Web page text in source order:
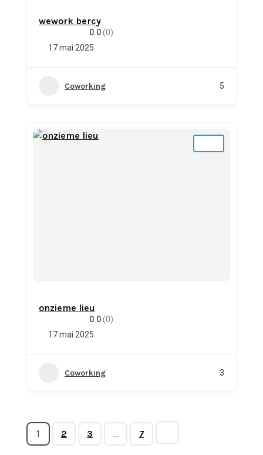
wework bercy
0.0(0)
17 mai 2025
Coworking 5
onzieme lieu
0.0(0)
17 mai 2025
Coworking 3
1 2 3 7